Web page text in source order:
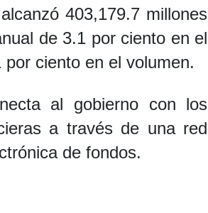
403,179.7 millones
de 3.1 por ciento en el
ciento en el volumen.
al gobierno con los
a través de una red
de fondos.